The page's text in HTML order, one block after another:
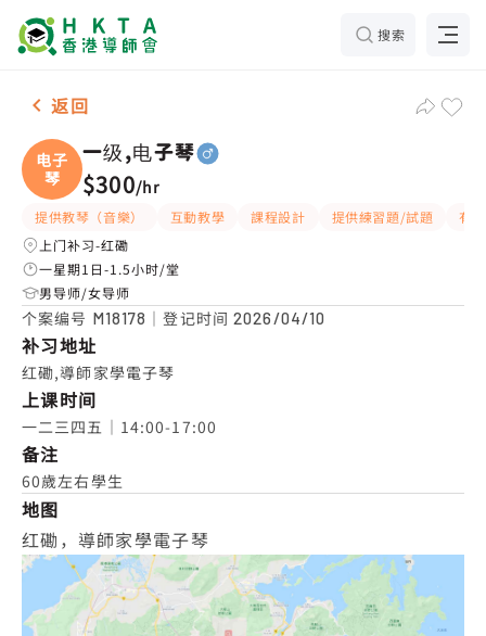
搜索
男-1名 一级,电子琴，红磡 补习推介
返回
电子
琴
一级,电子琴
$300/hr
提供教琴（音樂） 互動教學 課程設計 提供練習題/試題
有
上门补习-红磡
一星期1日-1.5小时/堂
男导师/女导师
个案编号 M18178 ｜登记时间2026/04/10
补习地址
红磡,導師家學電子琴
上课时间
一二三四五｜14:00-17:00
备注
60歲左右學生
地图
红磡，導師家學電子琴